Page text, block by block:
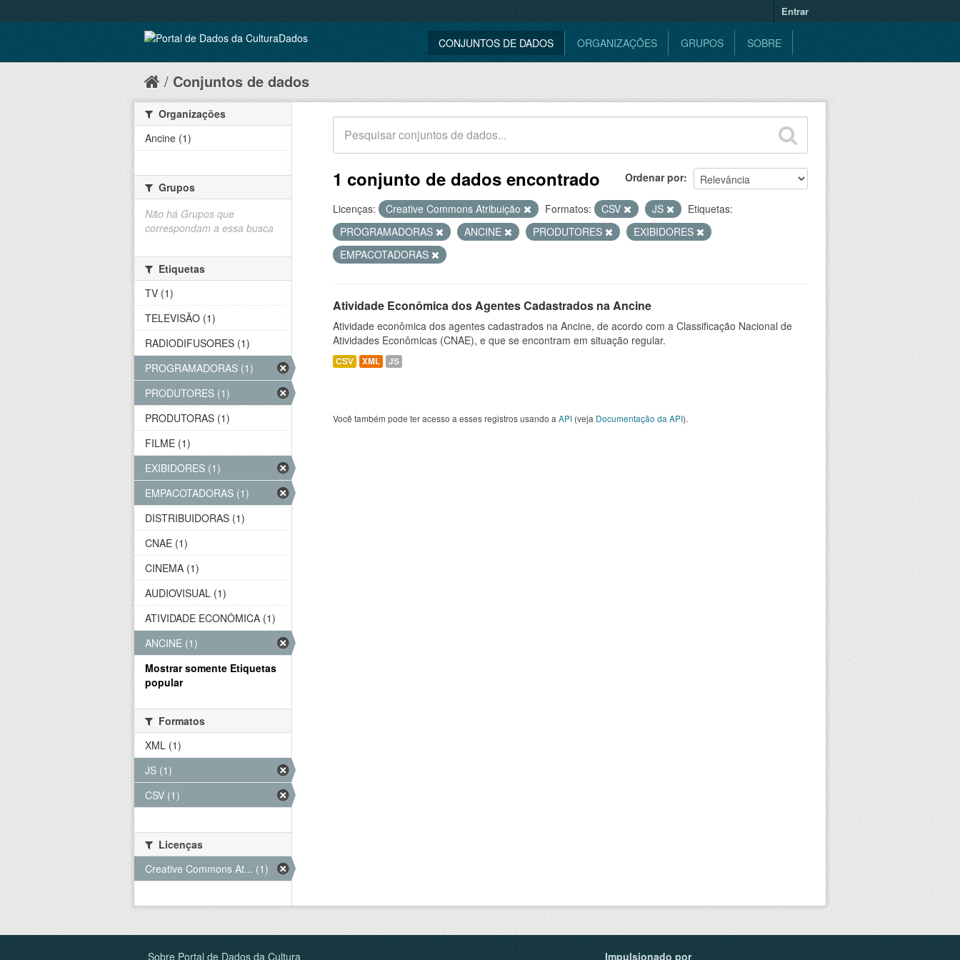
Entrar
CONJUNTOS DE DADOS ORGANIZAÇÕES GRUPOS SOBRE
Conjuntos de dados
Ordenar por
1 conjunto de dados encontrado
Licenças: Creative Commons Atribuição Formatos: CSV JS
Etiquetas:
PROGRAMADORAS
ANCINE PRODUTORES
EXIBIDORES
EMPACOTADORAS
Atividade Econômica dos Agentes Cadastrados na Ancine
Atividade econômica dos agentes cadastrados na Ancine, de acordo com a Classificação Nacional de
Atividades Econômicas (CNAE), e que se encontram em situação regular.
CSV XML JS
Você também pode ter acesso a esses registros usando a API (veja Documentação da API).
Organizações
Ancine (1)
Grupos
Não há Grupos que
correspondam a essa busca
Etiquetas
TV (1)
TELEVISÃO (1)
RADIODIFUSORES (1)
PROGRAMADORAS (1)
PRODUTORES (1)
PRODUTORAS (1)
FILME (1)
EXIBIDORES (1)
EMPACOTADORAS (1)
DISTRIBUIDORAS (1)
CNAE (1)
CINEMA (1)
AUDIOVISUAL (1)
ATIVIDADE ECONÔMICA (1)
ANCINE (1)
Mostrar somente Etiquetas
popular
Formatos
XML (1)
JS (1)
CSV (1)
Licenças
Creative Commons At... (1)
Sobre Portal de Dados da Cultura Impulsionado por